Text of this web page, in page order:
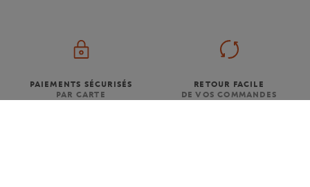
PAIEMENTS SÉCURISÉS
PAR CARTE
RETOUR FACILE
DE VOS COMMANDES